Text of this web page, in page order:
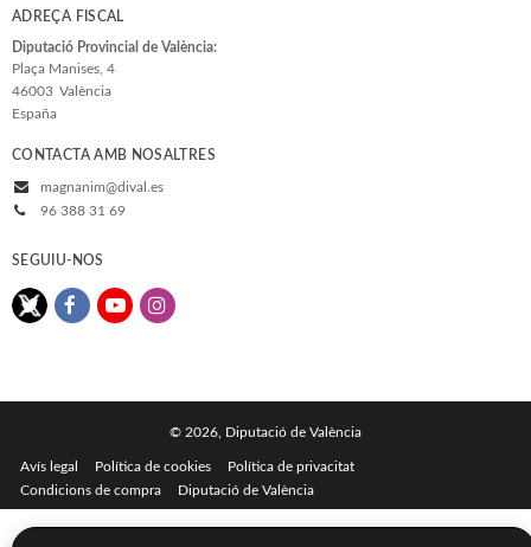
ADREÇA FISCAL
Diputació Provincial de València:
Plaça Manises, 4
46003 València
España
CONTACTA AMB NOSALTRES
magnanim@dival.es
96 388 31 69
SEGUIU-NOS
© 2026, Diputació de València
Avís legal Política de cookies
Política de privacitat
Condicions de compra
Diputació de València